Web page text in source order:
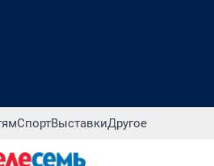
СпортВыставкиДругое